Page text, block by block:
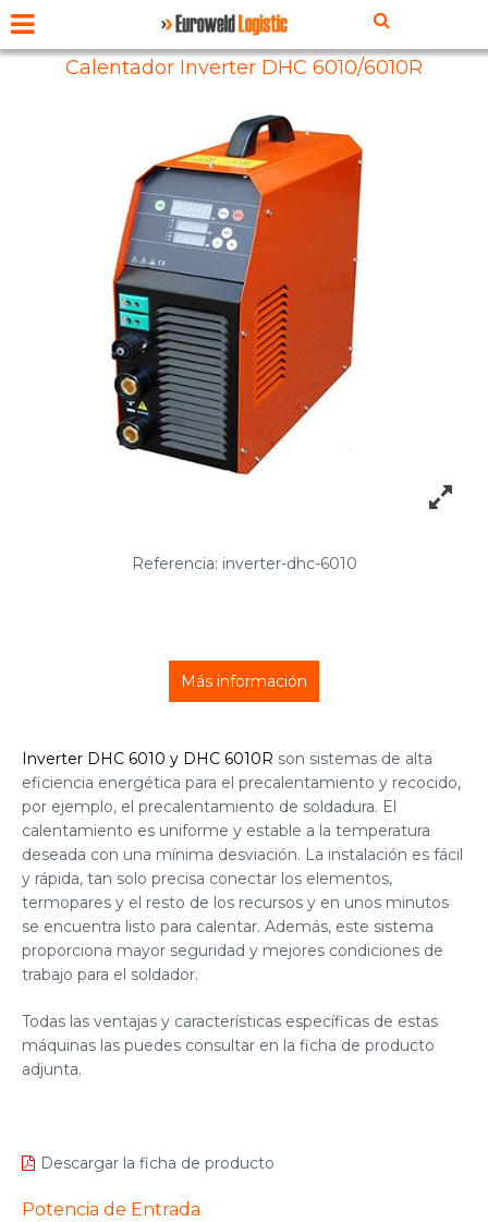
Calentador Inverter DHC 6010/6010R
Referencia: inverter-dhc-6010
Inverter DHC 6010 y DHC 6010R son sistemas de alta
eficiencia energética para el precalentamiento y recocido,
por ejemplo, el precalentamiento de soldadura. El
calentamiento es uniforme y estable a la temperatura
deseada con una mínima desviación. La instalación es fácil
y rápida, tan solo precisa conectar los elementos,
termopares y el resto de los recursos y en unos minutos
se encuentra listo para calentar. Además, este sistema
proporciona mayor seguridad y mejores condiciones de
trabajo para el soldador.
Todas las ventajas y características específicas de estas
máquinas las puedes consultar en la ficha de producto
adjunta.
Descargar la ficha de producto
Potencia de Entrada
Más información